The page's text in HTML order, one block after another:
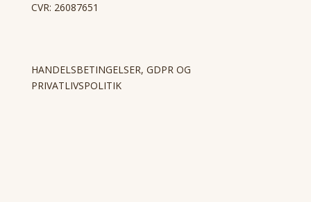
CVR: 26087651
HANDELSBETINGELSER, GDPR OG
PRIVATLIVSPOLITIK